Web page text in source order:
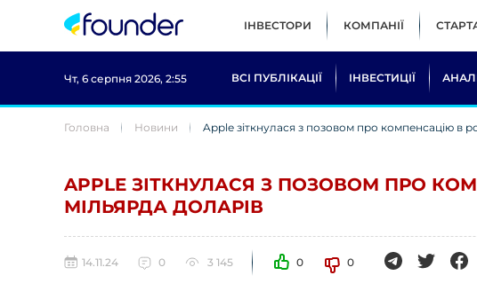
ІНВЕСТОРИ КОМПАНІЇ
Чт, 6 серпня 2026, 2:55 ВСІ ПУБЛІКАЦІЇ ІНВЕСТИЦІЇ
Головна Новини Apple зіткнулася з позовом про компенсацію в
APPLE ЗІТКНУЛАСЯ З ПОЗОВОМ ПРО
МІЛЬЯРДА ДОЛАРІВ
14.11.24 0 3 145 0 0